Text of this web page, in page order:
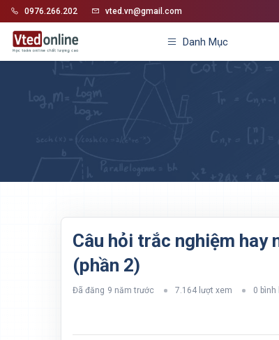
0976.266.202 vted.vn@gmail.com
Danh Mục
Câu hỏi trắc nghiệm hay
(phần 2)
Đã đăng 9 năm trước 7.164 lượt xem 0 bình